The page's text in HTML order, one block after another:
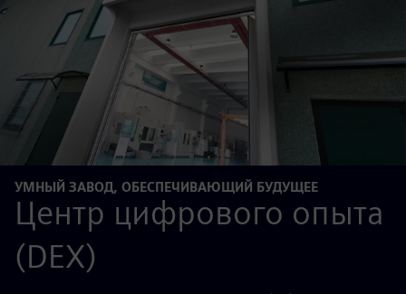
УМНЫЙ ЗАВОД, ОБЕСПЕЧИВАЮЩИЙ БУДУЩЕЕ
Центр цифрового опыта
(DEX)